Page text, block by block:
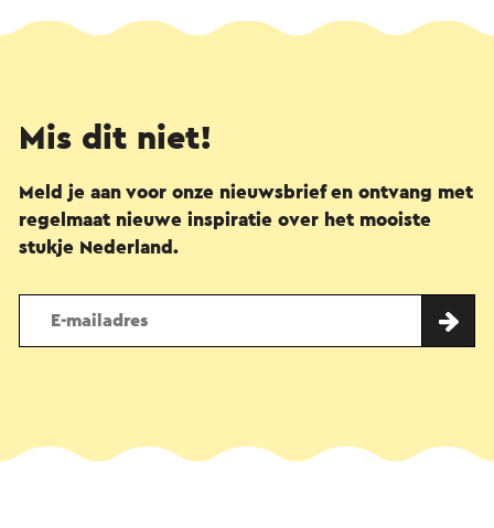
Mis dit niet!
Meld je aan voor onze nieuwsbrief en ontvang met
regelmaat nieuwe inspiratie over het mooiste
stukje Nederland.